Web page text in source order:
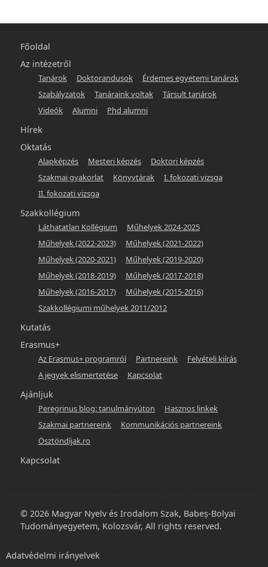
Főmenü
-
hunlit
Főoldal
Az intézetről
Tanárok Doktorandusok
Érdemes egyetemi tanárok
Szabályzatok
Tanáraink voltak
Társult tanárok
Videók
Alumni Phd alumni
Hírek
Oktatás
Alapképzés Mesteri képzés
Doktori képzés
Szakmai gyakorlat
Könyvtárak
I. fokozati vizsga
II. fokozati vizsga
Szakkollégium
Láthatatlan Kollégium
Műhelyek 2024-2025
Műhelyek (2022-2023)
Műhelyek (2021-2022)
Műhelyek (2020-2021)
Műhelyek (2019-2020)
Műhelyek (2018-2019)
Műhelyek (2017-2018)
Műhelyek (2016-2017)
Műhelyek (2015-2016)
Szakkollégiumi műhelyek 2011/2012
Kutatás
Erasmus+
Az Erasmus+ programról Partnereink
Felvételi kiírás
A jegyek elismertetése
Kapcsolat
Ajánljuk
Peregrinus blog: tanulmányúton
Hasznos linkek
Szakmai partnereink
Kommunikációs partnereink
Ösztöndíjak.ro
Kapcsolat
© 2026 Magyar Nyelv és Irodalom Szak, Babeș-Bolyai
Tudományegyetem, Kolozsvár, All rights reserved.
Footer
Adatvédelmi irányelvek